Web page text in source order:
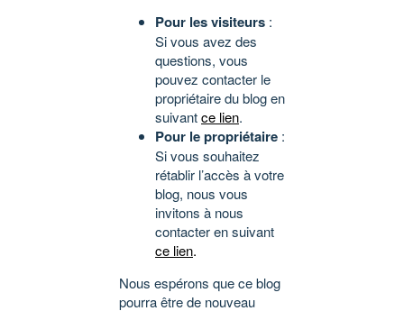
Pour les visiteurs :
Si vous avez des
questions, vous
pouvez contacter le
propriétaire du blog en
suivantce lien.
Pour le propriétaire :
Si vous souhaitez
rétablir l’accès à votre
blog, nous vous
invitons à nous
contacter en suivant
ce lien.
Nous espérons que ce blog
pourra être de nouveau